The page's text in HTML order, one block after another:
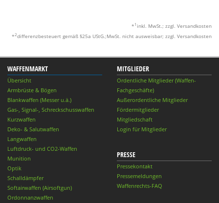
* 1 inkl. MwSt.; zzgl. Versandkosten
*2differenzbesteuert gemäß §25a UStG.;MwSt. nicht ausweisbar; zzgl. Versandkosten
WAFFENMARKT
Übersicht
Armbrüste & Bögen
Blankwaffen (Messer u.ä.)
Gas-, Signal-, Schreckschusswaffen
Kurzwaffen
Deko- & Salutwaffen
Langwaffen
Luftdruck- und CO2-Waffen
Munition
Optik
Schalldämpfer
Softairwaffen (Airsoftgun)
Ordonnanzwaffen
MITGLIEDER
Ordentliche Mitglieder (Waffen-
Fachgeschäfte)
Außerordentliche Mitglieder
Fördermitglieder
Mitgliedschaft
Login für Mitglieder
PRESSE
Pressekontakt
Pressemeldungen
Waffenrechts-FAQ